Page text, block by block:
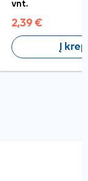
vnt.
2,39 €
Į